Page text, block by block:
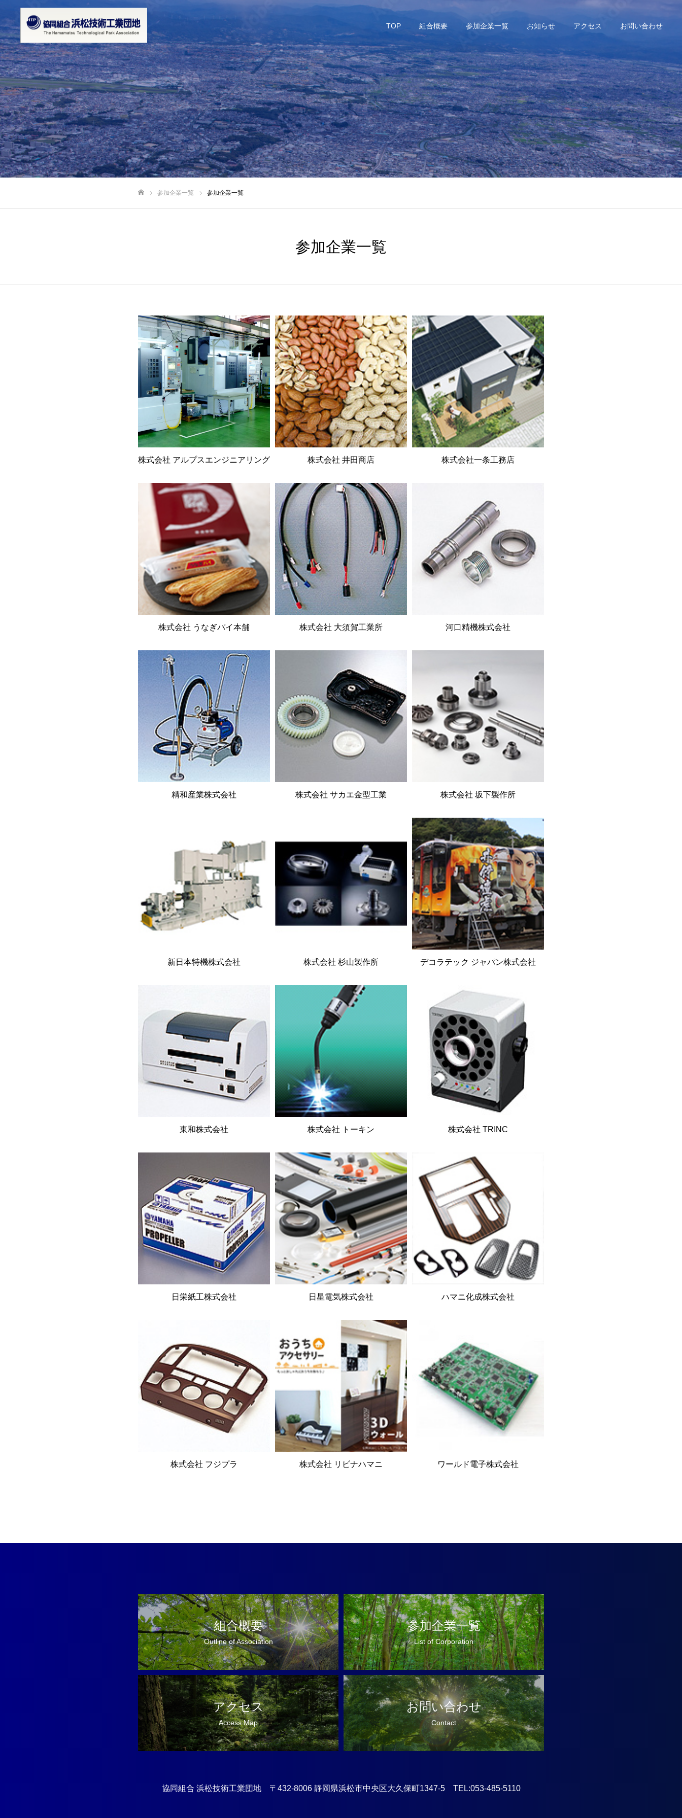
TOP 組合概要 参加企業一覧 お知らせ アクセス お問い合わせ
参加企業一覧 参加企業一覧
参加企業一覧
株式会社 アルプスエンジニアリング 株式会社 井田商店 株式会社一条工務店
株式会社 うなぎパイ本舗 株式会社 大須賀工業所 河口精機株式会社
精和産業株式会社 株式会社 サカエ金型工業 株式会社 坂下製作所
新日本特機株式会社 株式会社 杉山製作所 デコラテック ジャパン株式会社
東和株式会社 株式会社 トーキン 株式会社 TRINC
日栄紙工株式会社 日星電気株式会社 ハマニ化成株式会社
株式会社 フジプラ 株式会社 リビナハマニ ワールド電子株式会社
組合概要
Outline of Association
参加企業一覧
List of Corporation
アクセス
Access Map
お問い合わせ
Contact
協同組合 浜松技術工業団地 〒432-8006 静岡県浜松市中央区大久保町1347-5 TEL:053-485-5110